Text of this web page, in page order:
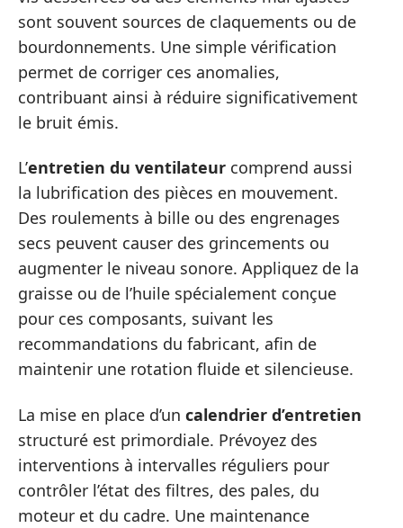
sont souvent sources de claquements ou de
bourdonnements. Une simple vérification
permet de corriger ces anomalies,
contribuant ainsi à réduire significativement
le bruit émis.
L’entretien du ventilateur comprend aussi
la lubrification des pièces en mouvement.
Des roulements à bille ou des engrenages
secs peuvent causer des grincements ou
augmenter le niveau sonore. Appliquez de la
graisse ou de l’huile spécialement conçue
pour ces composants, suivant les
recommandations du fabricant, afin de
maintenir une rotation fluide et silencieuse.
La mise en place d’un calendrier d’entretien
structuré est primordiale. Prévoyez des
interventions à intervalles réguliers pour
contrôler l’état des filtres, des pales, du
moteur et du cadre. Une maintenance